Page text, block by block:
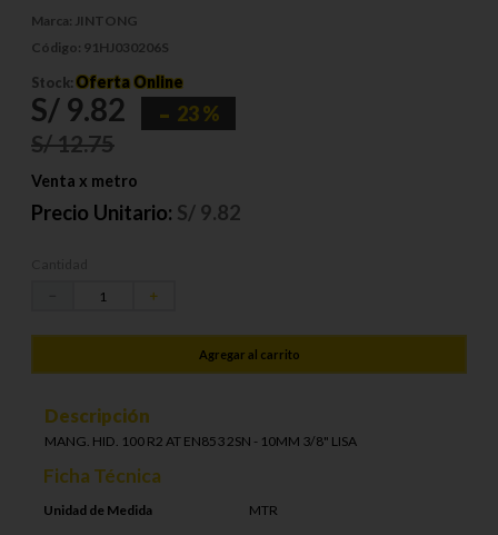
Marca: JINTONG
Código: 91HJ030206S
Stock: Oferta Online
S/ 9.82 23 %
S/12.75
Venta x metro
Precio Unitario: S/ 9.82
＋
Agregar al carrito
Descripción
MANG. HID. 100 R2 AT EN853 2SN - 10MM 3/8" LISA
Ficha Técnica
Unidad de Medida MTR